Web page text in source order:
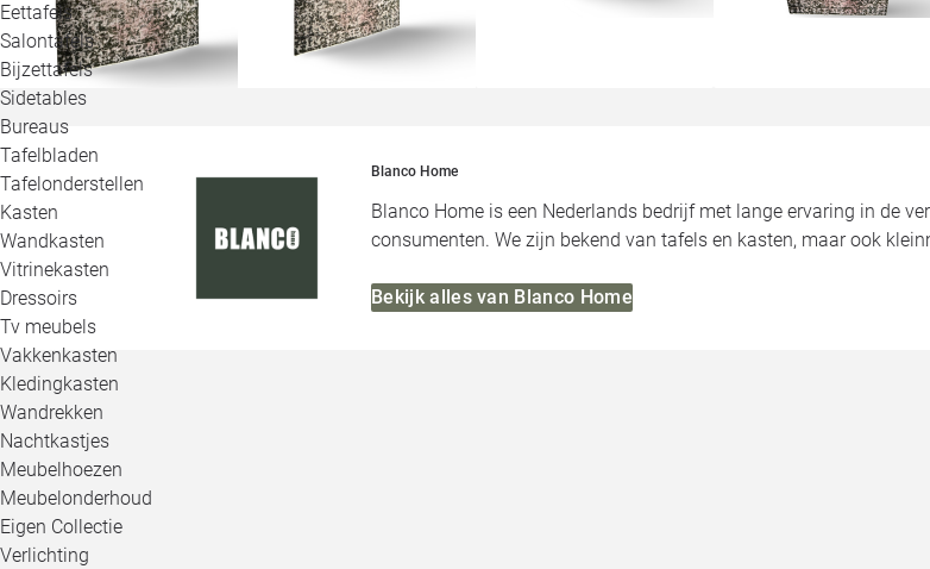
Eettafels
Salontafels
Bijzettafels
Sidetables
Bureaus
Tafelbladen
Tafelonderstellen
Kasten
Wandkasten
Vitrinekasten
Dressoirs
Tv meubels
Vakkenkasten
Kledingkasten
Wandrekken
Nachtkastjes
Meubelhoezen
Meubelonderhoud
Eigen Collectie
Verlichting
Blanco Home
Blanco Home is een Nederlands bedrijf met lange ervaring in de
consumenten. We zijn bekend van tafels en kasten, maar ook
Bekijk alles van Blanco Home